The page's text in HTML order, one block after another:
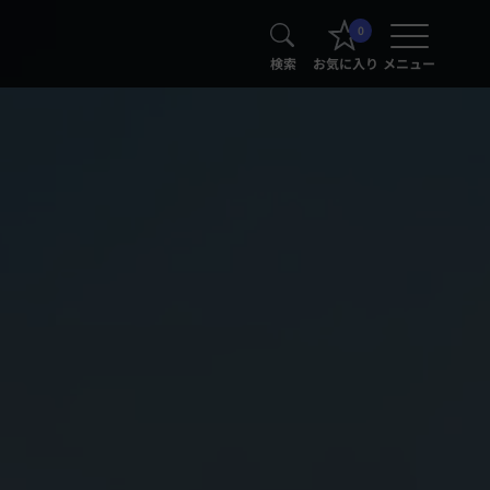
検索
0
お気に入り メニュー